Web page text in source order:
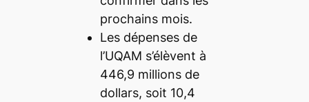
prochains mois.
Les dépenses de
l’UQAM s’élèvent à
446,9 millions de
dollars, soit 10,4